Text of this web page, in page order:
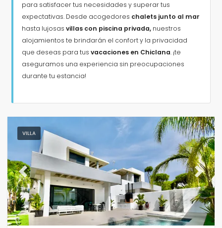
para satisfacer tus necesidades y superar tus
expectativas. Desde acogedores chalets junto al mar
hasta lujosasvillas con piscina privada, nuestros
alojamientos te brindarán el confort y la privacidad
que deseas para tusvacaciones en Chiclana. ¡te
aseguramos una experiencia sin preocupaciones
durante tu estancia!
VILLA
Previous Next